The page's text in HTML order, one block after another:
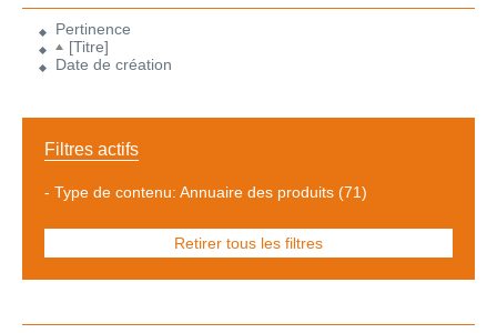
Pertinence
[Titre]
Date de création
Filtres actifs
- Type de contenu: Annuaire des produits (71)
Retirer tous les filtres